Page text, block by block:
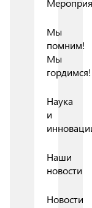
Мы
помним!
Мы
гордимся!
Наука
и
Наши
новости
Новости